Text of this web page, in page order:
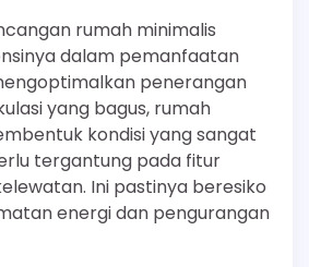
rumah minimalis
dalam pemanfaatan
penerangan
yang bagus, rumah
kondisi yang sangat
tergantung pada fitur
Ini pastinya beresiko
energi dan pengurangan